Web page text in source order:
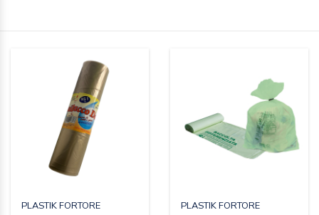
PLASTIK FORTORE PLASTIK FORTORE